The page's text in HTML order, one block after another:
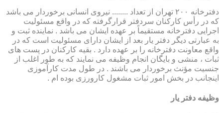
دفترخانه ۲۰۰ تهران از تعداد ........ نیروی انسانی برخوردار می باشد
که در رأس کارکنان سردفتر قرارگرفته که در واقع مسئولیت
اجرایی دفترخانه مستقیماً بر عهده ایشان می باشد . نماینده ثبت و
به عبارتی دیگر دفتر یار بعد از ایشان دارای مسئولیت است که در
واقع معاونت دفترخانه را بر عهده دارد . بقیه کارکنان در پست های
ثبات ، منشی و بایگان انجام وظیفه می نمایند که به طور اغلب از
جنسیت مؤنث برخوردار می باشند . در طول مدت کارآموزی
اینجانب در بخش امور ثبات مشغول کارورزی بوده ام .
وظیفه دفتر یار